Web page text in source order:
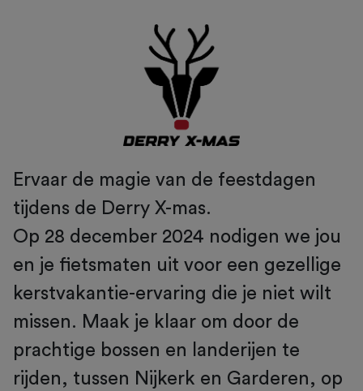
Ervaar de magie van de feestdagen
tijdens de Derry X-mas.
Op 28 december 2024 nodigen we jou
en je fietsmaten uit voor een gezellige
kerstvakantie-ervaring die je niet wilt
missen. Maak je klaar om door de
prachtige bossen en landerijen te
rijden, tussen Nijkerk en Garderen, op